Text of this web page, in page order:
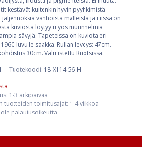
kestävät kuitenkin hyvin pyyhkimistä
vanhoista malleista ja niissä on
kuviosta löytyy myös muunnelmia
sävyjä. Tapeteissa on kuviota eri
luvulle saakka. Rullan leveys: 47cm.
30cm. Valmistettu Ruotsissa.
Tuotekoodi: 18-X114-56-H
1-3 arkipäivää
tuotteiden toimitusajat: 1-4 viikkoa
palautusoikeutta.